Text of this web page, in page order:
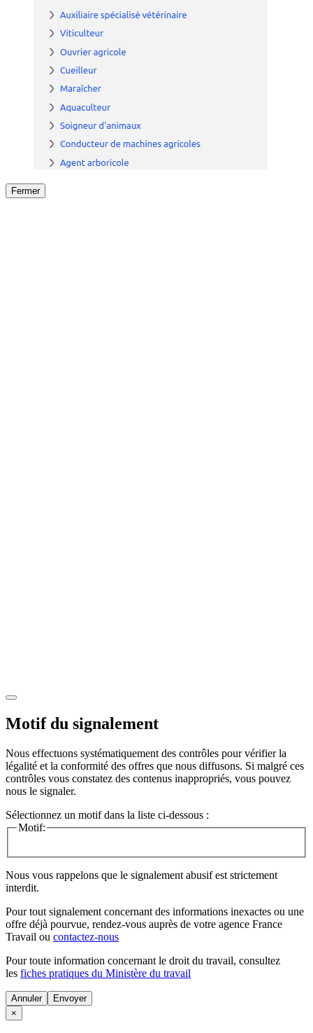
Fermer
Motif du signalement
Nous effectuons systématiquement des contrôles pour vérifier la
légalité et la conformité des offres que nous diffusons. Si malgré ces
contrôles vous constatez des contenus inappropriés, vous pouvez
nous le signaler.
Sélectionnez un motif dans la liste ci-dessous :
Motif:
Nous vous rappelons que le signalement abusif est strictement
interdit.
Pour tout signalement concernant des informations inexactes ou une
offre déjà pourvue, rendez-vous auprès de votre agence France
Travail ou contactez-nous
Pour toute information concernant le droit du travail, consultez
les fiches pratiques du Ministère du travail
Annuler
×